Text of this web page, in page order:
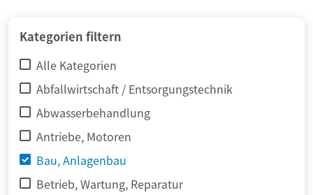
Kategorien filtern
Alle Kategorien
Abfallwirtschaft / Entsorgungstechnik
Abwasserbehandlung
Antriebe, Motoren
Bau, Anlagenbau
Betrieb, Wartung, Reparatur